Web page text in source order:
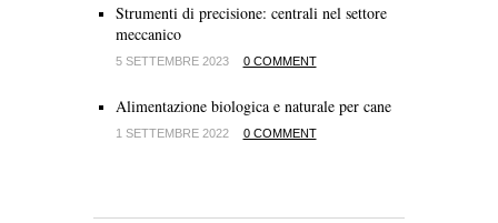
Strumenti di precisione: centrali nel settore
meccanico
5 SETTEMBRE 2023 0 COMMENT
Alimentazione biologica e naturale per cane
1 SETTEMBRE 2022 0 COMMENT